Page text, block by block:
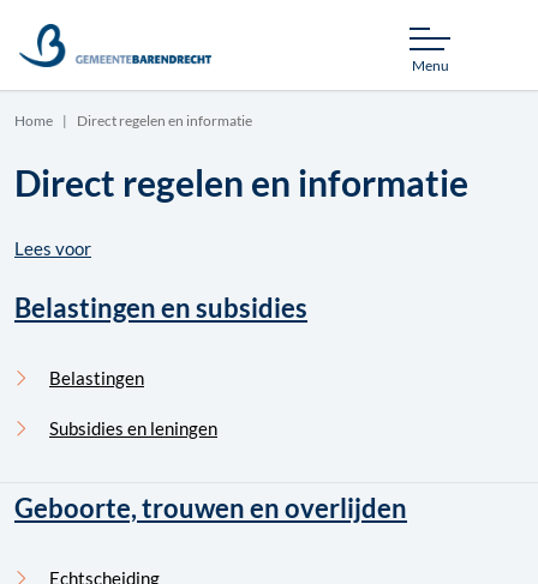
Menu
Home Direct regelen en informatie
Direct regelen en informatie
Lees voor
Belastingen en subsidies
Belastingen
Subsidies en leningen
Geboorte, trouwen en overlijden
Echtscheiding